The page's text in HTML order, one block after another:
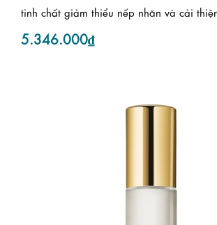
tinh chất giảm thiểu nếp nhăn và cải
5.346.000₫